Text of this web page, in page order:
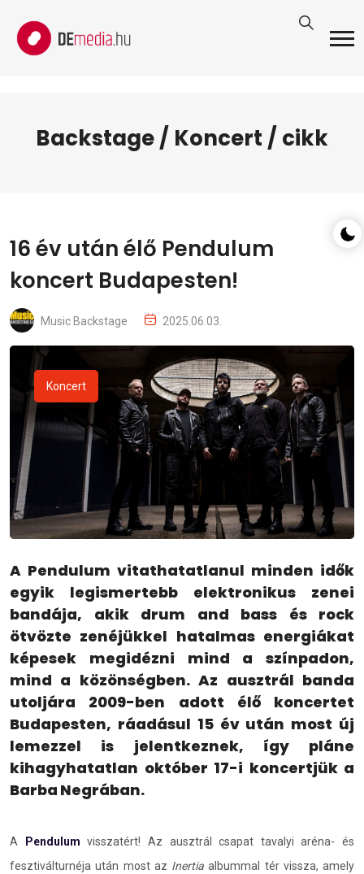
Backstage / Koncert / cikk
16 év után élő Pendulum
koncert Budapesten!
Music Backstage 2025.06.03.
Koncert
A Pendulum vitathatatlanul minden idők
egyik legismertebb elektronikus zenei
bandája, akik drum and bass és rock
ötvözte zenéjükkel hatalmas energiákat
képesek megidézni mind a színpadon,
mind a közönségben. Az ausztrál banda
utoljára 2009-ben adott élő koncertet
Budapesten, ráadásul 15 év után most új
lemezzel is jelentkeznek, így pláne
kihagyhatatlan október 17-i koncertjük a
Barba Negrában.
A Pendulum visszatért! Az ausztrál csapat tavalyi aréna- és
fesztiválturnéja után most az Inertiaalbummal tér vissza, amely